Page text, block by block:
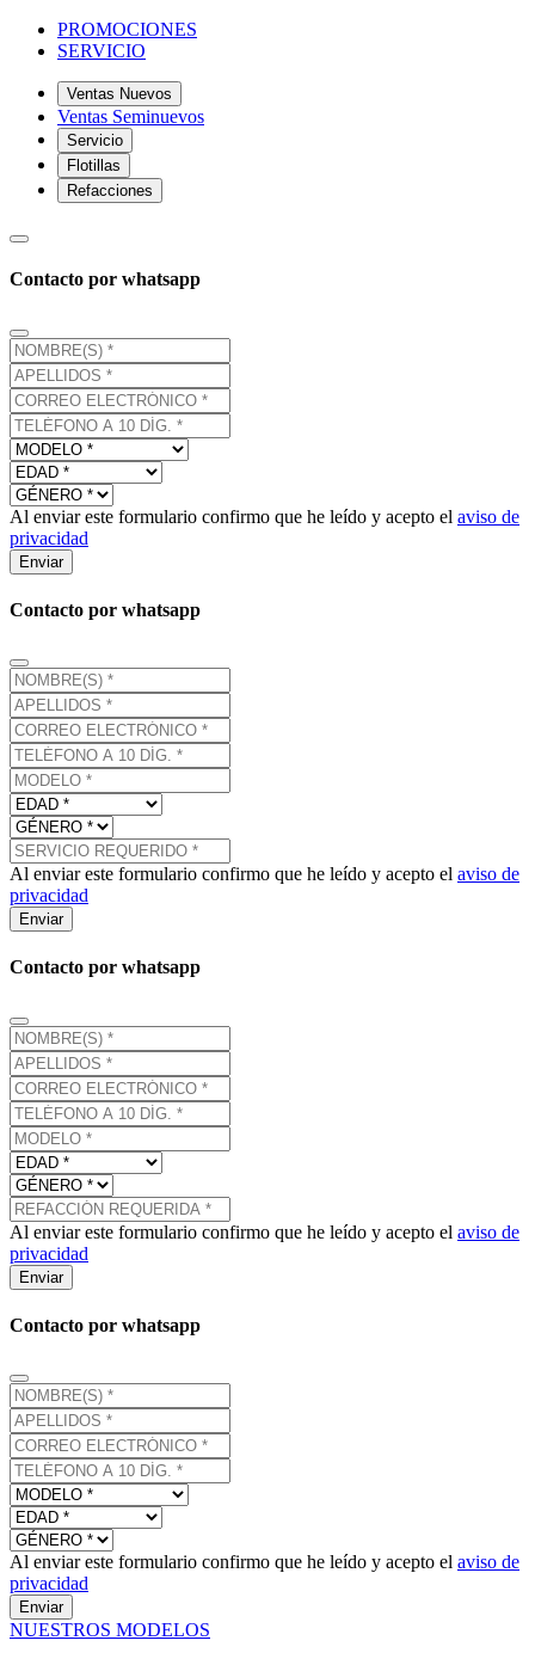
PROMOCIONES
SERVICIO
Ventas Nuevos
Ventas Seminuevos
Servicio
Flotillas
Refacciones
Contacto por whatsapp
Al enviar este formulario confirmo que he leído y acepto el aviso de
privacidad
Enviar
Contacto por whatsapp
Al enviar este formulario confirmo que he leído y acepto el aviso de
privacidad
Enviar
Contacto por whatsapp
Al enviar este formulario confirmo que he leído y acepto el aviso de
privacidad
Enviar
Contacto por whatsapp
Al enviar este formulario confirmo que he leído y acepto el aviso de
privacidad
Enviar
NUESTROS MODELOS